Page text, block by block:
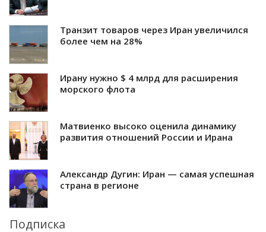
Транзит товаров через Иран увеличился
более чем на 28%
Ирану нужно $ 4 млрд для расширения
морского флота
Матвиенко высоко оценила динамику
развития отношений России и Ирана
Александр Дугин: Иран — самая успешная
страна в регионе
Подписка